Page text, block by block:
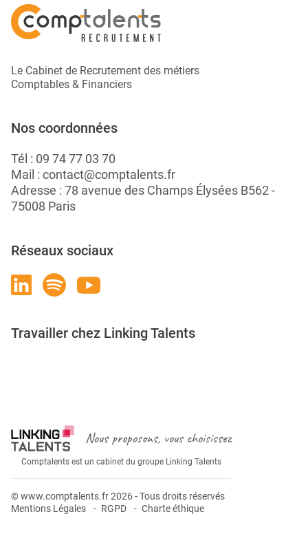
Le Cabinet de Recrutement des métiers
Comptables & Financiers
Nos coordonnées
Tél : 09 74 77 03 70
Mail : contact@comptalents.fr
Adresse : 78 avenue des Champs Élysées B562 -
75008 Paris
Réseaux sociaux
Travailler chez Linking Talents
Nous proposons, vous choisissez
Comptalents est un cabinet du groupe Linking Talents
© www.comptalents.fr 2026 - Tous droits réservés
Mentions Légales
RGPD Charte éthique